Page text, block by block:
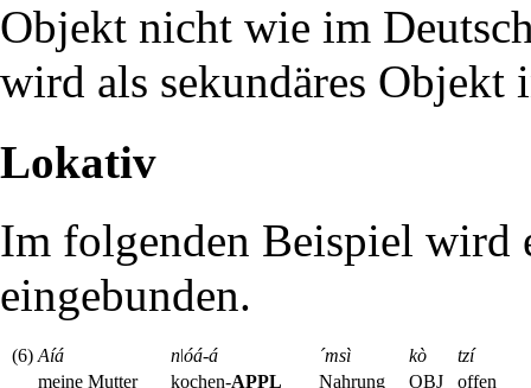
Objekt nicht wie im
wird als sekundäres Objekt
Lokativ
Im folgenden Beispiel wird
eingebunden.
(6) Aíá nǀóá-á ´msì kò
tzí
meine Mutter
kochen-APPL Nahrung OBJ offen